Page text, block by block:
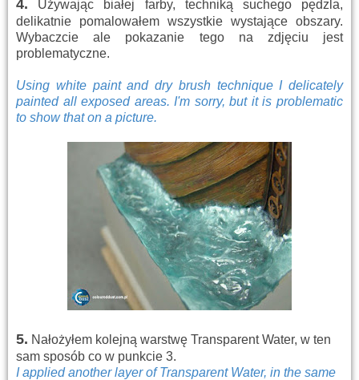
4. Używając białej farby, techniką suchego pędzla,
delikatnie pomalowałem wszystkie wystające obszary.
Wybaczcie ale pokazanie tego na zdjęciu jest
problematyczne.
Using white paint and dry brush technique I delicately
painted all exposed areas. I'm sorry, but it is problematic
to show that on a picture.
5. Nałożyłem kolejną warstwę Transparent Water, w ten
sam sposób co w punkcie 3.
I applied another layer of Transparent Water, in the same